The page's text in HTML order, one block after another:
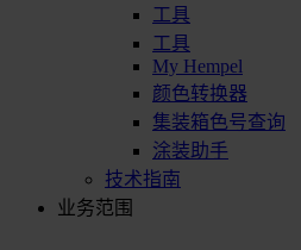
工具
工具
My Hempel
颜色转换器
集装箱色号查询
涂装助手
技术指南
业务范围